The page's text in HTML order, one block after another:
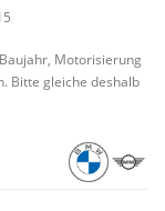
Motorisierung
Bitte gleiche deshalb